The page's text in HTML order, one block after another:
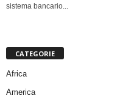
sistema bancario...
CATEGORIE
Africa
America